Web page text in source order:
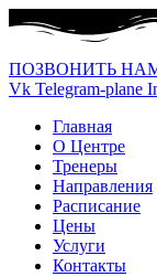
ПОЗВОНИТЬ
Vk Telegram-plane
Главная
О Центре
Тренеры
Направления
Расписание
Цены
Услуги
Контакты